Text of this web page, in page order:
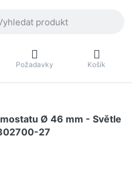
Požadavky Košík
Ø 46 mm - Světle
27